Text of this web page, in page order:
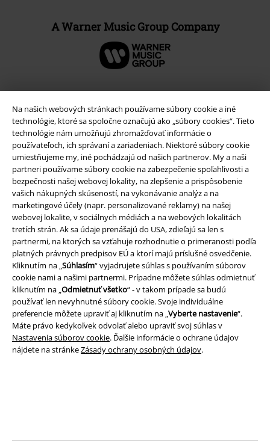
Na našich webových stránkach používame súbory cookie a iné
technológie, ktoré sa spoločne označujú ako „súbory cookies“. Tieto
technológie nám umožňujú zhromažďovať informácie o
používateľoch, ich správaní a zariadeniach. Niektoré súbory cookie
umiestňujeme my, iné pochádzajú od našich partnerov. My a naši
partneri používame súbory cookie na zabezpečenie spoľahlivosti a
bezpečnosti našej webovej lokality, na zlepšenie a prispôsobenie
vašich nákupných skúseností, na vykonávanie analýz a na
marketingové účely (napr. personalizované reklamy) na našej
webovej lokalite, v sociálnych médiách a na webových lokalitách
tretích strán. Ak sa údaje prenášajú do USA, zdieľajú sa len s
partnermi, na ktorých sa vzťahuje rozhodnutie o primeranosti podľa
platných právnych predpisov EÚ a ktorí majú príslušné osvedčenie.
Kliknutím na „Súhlasím“ vyjadrujete súhlas s používaním súborov
cookie nami a našimi partnermi. Prípadne môžete súhlas odmietnuť
kliknutím na „Odmietnuť všetko“ - v takom prípade sa budú
používať len nevyhnutné súbory cookie. Svoje individuálne
preferencie môžete upraviť aj kliknutím na „Vyberte nastavenie“.
Máte právo kedykoľvek odvolať alebo upraviť svoj súhlas v
Nastavenia súborov cookie. Ďalšie informácie o ochrane údajov
nájdete na stránkeZásady ochrany osobných údajov.
A Warner Music Group Company
Právne informácie
Podmienky
Imprint
Ochrana osobných údajov
Likvidácia odpadu a ochrana životného prostredia
Vyhlásenie o zhode
Informácie o prístupnosti
Všetky ceny sú vrátane DPH, bez poštovného abalného